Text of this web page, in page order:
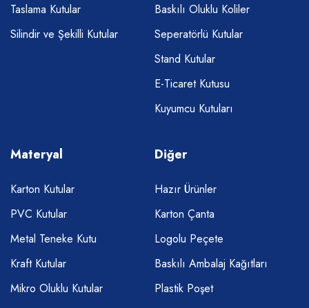
Taslama Kutular
Silindir ve Şekilli Kutular
Baskılı Oluklu Koliler
Seperatörlü Kutular
Stand Kutular
E-Ticaret Kutusu
Kuyumcu Kutuları
Materyal
Karton Kutular
PVC Kutular
Metal Teneke Kutu
Kraft Kutular
Mikro Oluklu Kutular
Diğer
Hazır Ürünler
Karton Çanta
Logolu Peçete
Baskılı Ambalaj Kağıtları
Plastik Poşet